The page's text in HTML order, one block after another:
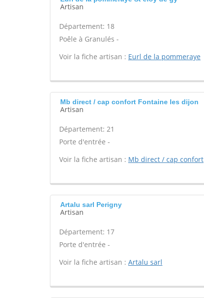
Artisan
Département: 18
Poêle à Granulés -
Voir la fiche artisan : Eurl de la pommeraye
Mb direct / cap confort Fontaine les dijon
Artisan
Département: 21
Porte d'entrée -
Voir la fiche artisan : Mb direct / cap confort
Artalu sarl Perigny
Artisan
Département: 17
Porte d'entrée -
Voir la fiche artisan : Artalu sarl